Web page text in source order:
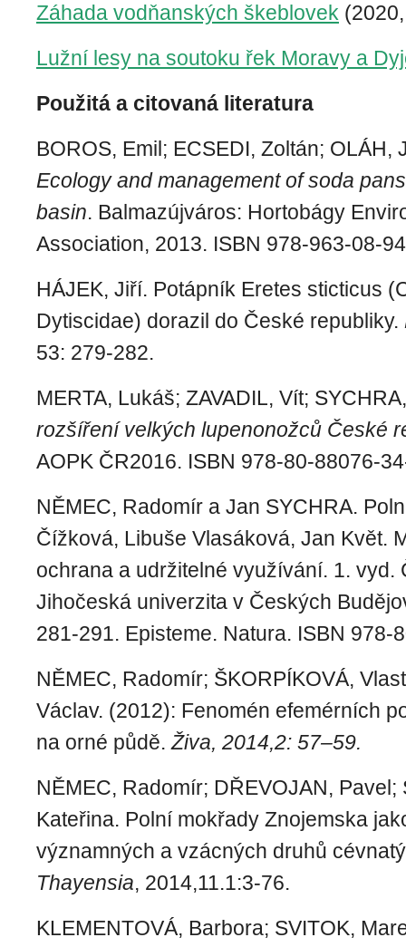
Záhada vodňanských škeblovek
Lužní lesy na soutoku řek Moravy a
Použitá a citovaná literatura
BOROS, Emil; ECSEDI, Zoltán; OLÁH,
Ecology and management of soda
basin. Balmazújváros: Hortobágy
Association, 2013. ISBN 978-963-08-
HÁJEK, Jiří. Potápník Eretes sticticus
Dytiscidae) dorazil do České republiky.
53: 279-282.
MERTA, Lukáš; ZAVADIL, Vít;
rozšíření velkých lupenonožců České
AOPK ČR2016. ISBN 978-80-88076-
NĚMEC, Radomír a Jan SYCHRA.
Čížková, Libuše Vlasáková, Jan Květ.
ochrana a udržitelné využívání. 1. vyd.
Jihočeská univerzita v Českých
281-291. Episteme. Natura. ISBN 978-
NĚMEC, Radomír; ŠKORPÍKOVÁ,
Václav. (2012): Fenomén efemérních
na orné půdě.Živa, 2014,2: 57–59.
NĚMEC, Radomír; DŘEVOJAN, Pavel;
Kateřina. Polní mokřady Znojemska
významných a vzácných druhů
Thayensia, 2014,11.1:3-76.
KLEMENTOVÁ, Barbora; SVITOK,